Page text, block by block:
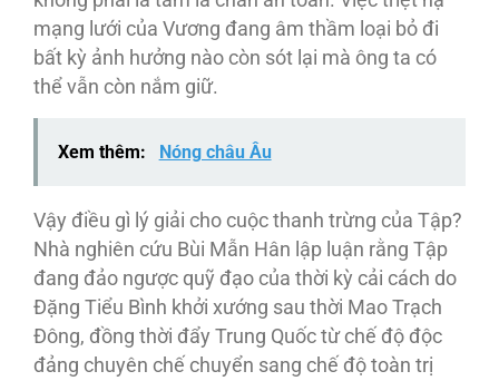
mạng lưới của Vương đang âm thầm loại bỏ đi
bất kỳ ảnh hưởng nào còn sót lại mà ông ta có
thể vẫn còn nắm giữ.
Xem thêm: Nóng châu Âu
Vậy điều gì lý giải cho cuộc thanh trừng của Tập?
Nhà nghiên cứu Bùi Mẫn Hân lập luận rằng Tập
đang đảo ngược quỹ đạo của thời kỳ cải cách do
Đặng Tiểu Bình khởi xướng sau thời Mao Trạch
Đông, đồng thời đẩy Trung Quốc từ chế độ độc
đảng chuyên chế chuyển sang chế độ toàn trị